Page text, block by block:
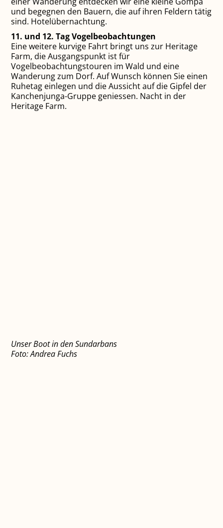
und begegnen den Bauern, die auf ihren Feldern tätig
sind. Hotelübernachtung.
11. und 12. Tag Vogelbeobachtungen
Eine weitere kurvige Fahrt bringt uns zur Heritage
Farm, die Ausgangspunkt ist für
Vogelbeobachtungstouren im Wald und eine
Wanderung zum Dorf. Auf Wunsch können Sie einen
Ruhetag einlegen und die Aussicht auf die Gipfel der
Kanchenjunga-Gruppe geniessen. Nacht in der
Heritage Farm.
Unser Boot in den Sundarbans
Foto: Andrea Fuchs